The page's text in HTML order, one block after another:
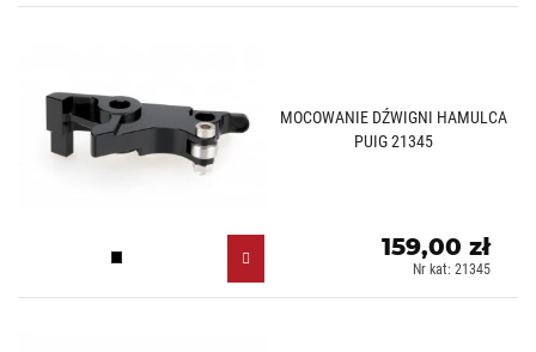
MOCOWANIE DŹWIGNI HAMULCA
PUIG 21345
Czarny (N)
159,00 zł
Nr kat: 21345